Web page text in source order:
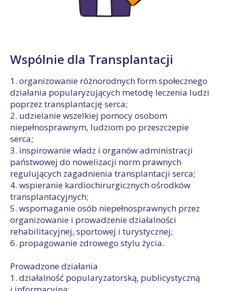
Wspólnie dla Transplantacji
1. organizowanie różnorodnych form społecznego
działania popularyzujących metodę leczenia ludzi
poprzez transplantację serca;
2. udzielanie wszelkiej pomocy osobom
niepełnosprawnym, ludziom po przeszczepie
serca;
3. inspirowanie władz i organów administracji
państwowej do nowelizacji norm prawnych
regulujących zagadnienia transplantacji serca;
4. wspieranie kardiochirurgicznych ośrodków
transplantacyjnych;
5. wspomaganie osób niepełnosprawnych przez
organizowanie i prowadzenie działalności
rehabilitacyjnej, sportowej i turystycznej;
6. propagowanie zdrowego stylu życia.
Prowadzone działania
1. działalność popularyzatorską, publicystyczną